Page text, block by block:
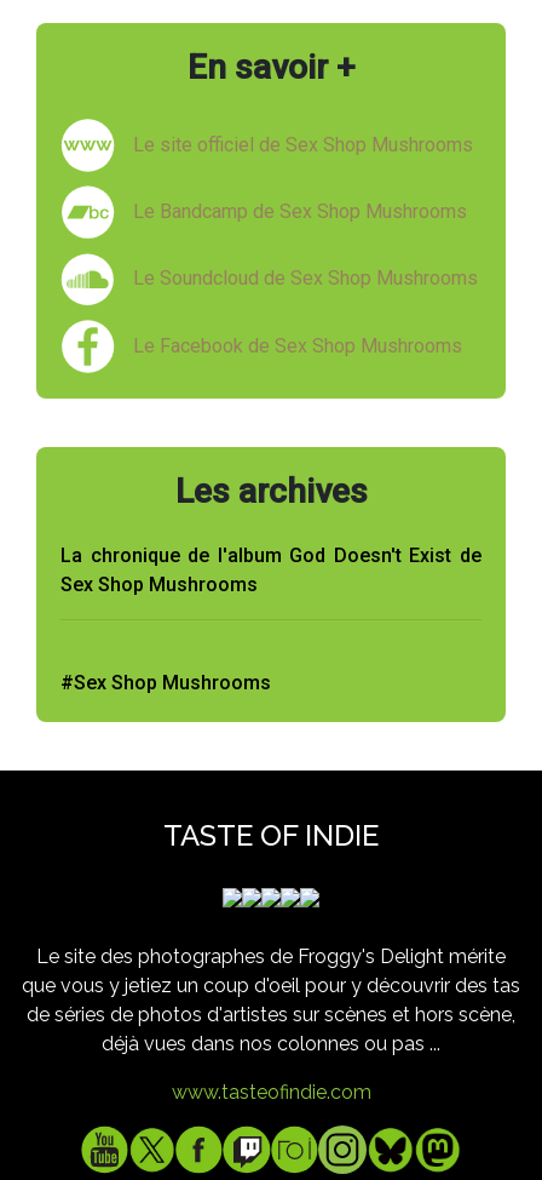
En savoir +
Le site officiel de Sex Shop Mushrooms
Le Bandcamp de Sex Shop Mushrooms
Le Soundcloud de Sex Shop Mushrooms
Le Facebook de Sex Shop Mushrooms
Les archives
La chronique de l'album God Doesn't Exist de
Sex Shop Mushrooms
#Sex Shop Mushrooms
TASTE OF INDIE
Le site des photographes de Froggy's Delight mérite
que vous y jetiez un coup d'oeil pour y découvrir des tas
de séries de photos d'artistes sur scènes et hors scène,
déjà vues dans nos colonnes ou pas ...
www.tasteofindie.com